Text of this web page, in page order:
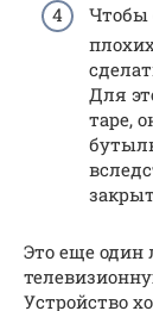
Чтобы
Для
таре,
Это еще один
Устройство